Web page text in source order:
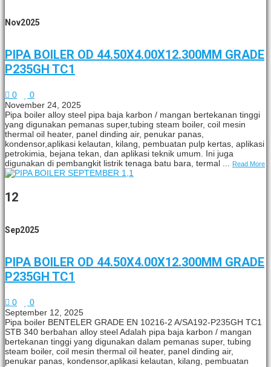
Nov2025
PIPA BOILER OD 44.50X4.00X12.300MM GRADE
P235GH TC1
0
0
November 24, 2025
Pipa boiler alloy steel pipa baja karbon / mangan bertekanan tinggi
yang digunakan pemanas super,tubing steam boiler, coil mesin
thermal oil heater, panel dinding air, penukar panas,
kondensor,aplikasi kelautan, kilang, pembuatan pulp kertas, aplikasi
petrokimia, bejana tekan, dan aplikasi teknik umum. Ini juga
digunakan di pembangkit listrik tenaga batu bara, termal ... Read More
12
Sep2025
PIPA BOILER OD 44.50X4.00X12.300MM GRADE
P235GH TC1
0
0
September 12, 2025
Pipa boiler BENTELER GRADE EN 10216-2 A/SA192-P235GH TC1
STB 340 berbahan alloy steel Adalah pipa baja karbon / mangan
bertekanan tinggi yang digunakan dalam pemanas super, tubing
steam boiler, coil mesin thermal oil heater, panel dinding air,
penukar panas, kondensor,aplikasi kelautan, kilang, pembuatan